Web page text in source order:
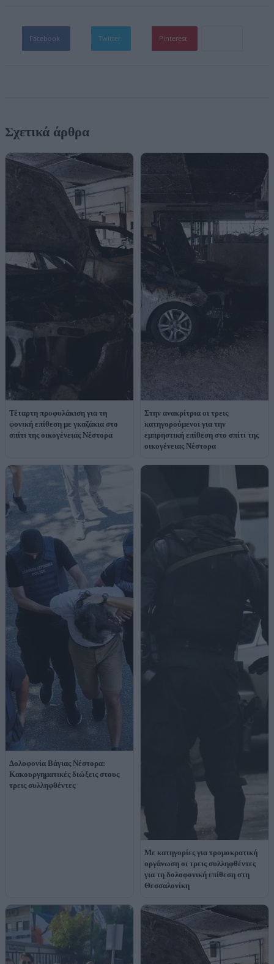
Facebook Twitter Pinterest
Σχετικά άρθρα
Τέταρτη προφυλάκιση για τη
φονική επίθεση με γκαζάκια στο
σπίτι της οικογένειας Νέστορα
Στην ανακρίτρια οι τρεις
κατηγορούμενοι για την
εμπρηστική επίθεση στο σπίτι της
οικογένειας Νέστορα
Δολοφονία Βάγιας Νέστορα:
Κακουργηματικές διώξεις στους
τρεις συλληφθέντες
Με κατηγορίες για τρομοκρατική
οργάνωση οι τρεις συλληφθέντες
για τη δολοφονική επίθεση στη
Θεσσαλονίκη